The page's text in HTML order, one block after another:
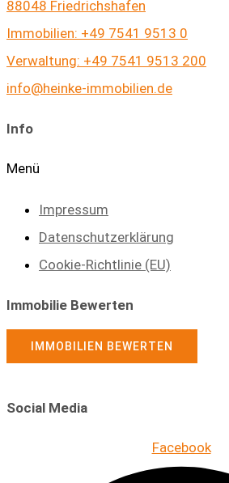
88048 Friedrichshafen
Immobilien: +49 7541 9513 0
Verwaltung: +49 7541 9513 200
info@heinke-immobilien.de
Info
Menü
Impressum
Datenschutzerklärung
Cookie-Richtlinie (EU)
Immobilie Bewerten
IMMOBILIEN BEWERTEN
Social Media
Facebook